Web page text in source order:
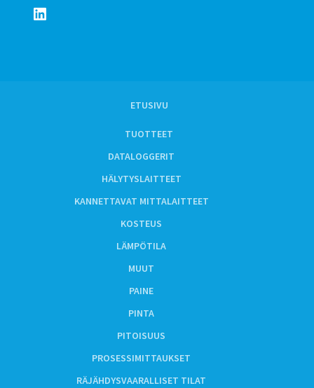
LinkedIn
ETUSIVU
TUOTTEET
DATALOGGERIT
HÄLYTYSLAITTEET
KANNETTAVAT MITTALAITTEET
KOSTEUS
LÄMPÖTILA
MUUT
PAINE
PINTA
PITOISUUS
PROSESSIMITTAUKSET
RÄJÄHDYSVAARALLISET TILAT